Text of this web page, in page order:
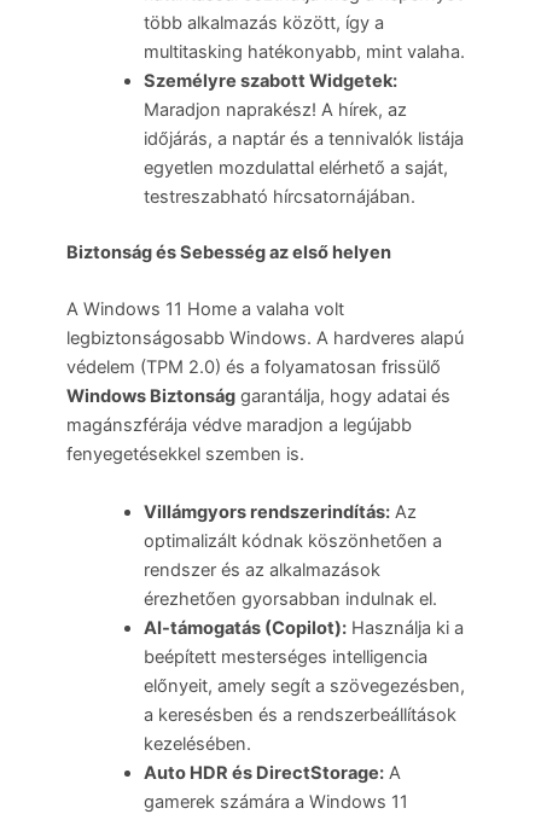
több alkalmazás között, így a
multitasking hatékonyabb, mint valaha.
Személyre szabott Widgetek:
Maradjon naprakész! A hírek, az
időjárás, a naptár és a tennivalók listája
egyetlen mozdulattal elérhető a saját,
testreszabható hírcsatornájában.
Biztonság és Sebesség az első helyen
A Windows 11 Home a valaha volt
legbiztonságosabb Windows. A hardveres alapú
védelem (TPM 2.0) és a folyamatosan frissülő
Windows Biztonság garantálja, hogy adatai és
magánszférája védve maradjon a legújabb
fenyegetésekkel szemben is.
Villámgyors rendszerindítás:Az
optimalizált kódnak köszönhetően a
rendszer és az alkalmazások
érezhetően gyorsabban indulnak el.
AI-támogatás (Copilot):Használja ki a
beépített mesterséges intelligencia
előnyeit, amely segít a szövegezésben,
a keresésben és a rendszerbeállítások
kezelésében.
Auto HDR és DirectStorage:A
gamerek számára a Windows 11